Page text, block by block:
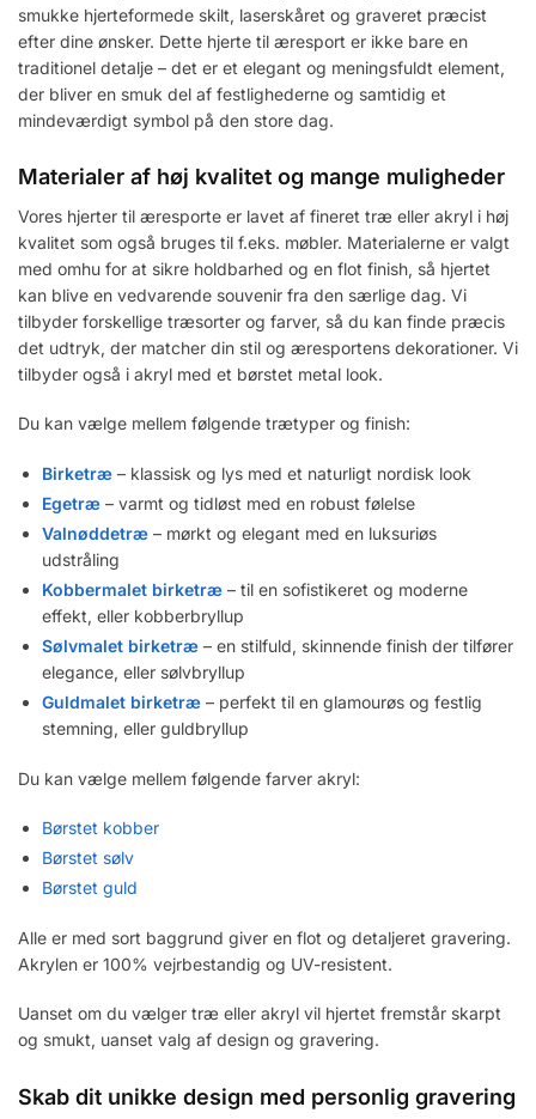
smukke hjerteformede skilt, laserskåret og graveret præcist
efter dine ønsker. Dette hjerte til æresport er ikke bare en
traditionel detalje – det er et elegant og meningsfuldt element,
der bliver en smuk del af festlighederne og samtidig et
mindeværdigt symbol på den store dag.
Materialer af høj kvalitet og mange muligheder
Vores hjerter til æresporte er lavet af fineret træ eller akryl i høj
kvalitet som også bruges til f.eks. møbler. Materialerne er valgt
med omhu for at sikre holdbarhed og en flot finish, så hjertet
kan blive en vedvarende souvenir fra den særlige dag. Vi
tilbyder forskellige træsorter og farver, så du kan finde præcis
det udtryk, der matcher din stil og æresportens dekorationer. Vi
tilbyder også i akryl med et børstet metal look.
Du kan vælge mellem følgende trætyper og finish:
Birketræ – klassisk og lys med et naturligt nordisk look
Egetræ – varmt og tidløst med en robust følelse
Valnøddetræ – mørkt og elegant med en luksuriøs
udstråling
Kobbermalet birketræ – til en sofistikeret og moderne
effekt, eller kobberbryllup
Sølvmalet birketræ – en stilfuld, skinnende finish der tilfører
elegance, eller sølvbryllup
Guldmalet birketræ – perfekt til en glamourøs og festlig
stemning, eller guldbryllup
Du kan vælge mellem følgende farver akryl:
Børstet kobber
Børstet sølv
Børstet guld
Alle er med sort baggrund giver en flot og detaljeret gravering.
Akrylen er 100% vejrbestandig og UV-resistent.
Uanset om du vælger træ eller akryl vil hjertet fremstår skarpt
og smukt, uanset valg af design og gravering.
Skab dit unikke design med personlig gravering